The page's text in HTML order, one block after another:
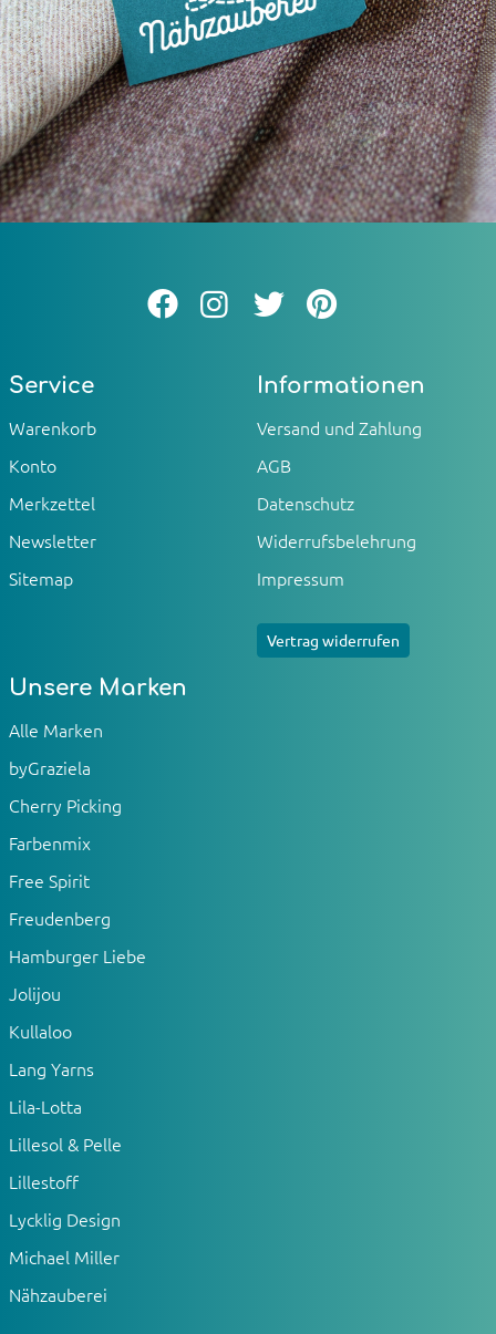
Service
Warenkorb
Konto
Merkzettel
Newsletter
Sitemap
Informationen
Versand und Zahlung
AGB
Datenschutz
Widerrufsbelehrung
Impressum
Vertrag widerrufen
Unsere Marken
Alle Marken
byGraziela
Cherry Picking
Farbenmix
Free Spirit
Freudenberg
Hamburger Liebe
Jolijou
Kullaloo
Lang Yarns
Lila-Lotta
Lillesol & Pelle
Lillestoff
Lycklig Design
Michael Miller
Nähzauberei